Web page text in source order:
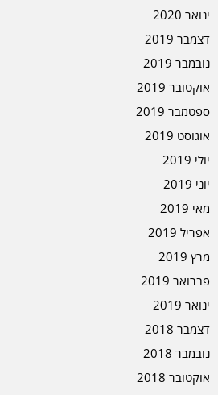
ינואר 2020
דצמבר 2019
נובמבר 2019
אוקטובר 2019
ספטמבר 2019
אוגוסט 2019
יולי 2019
יוני 2019
מאי 2019
אפריל 2019
מרץ 2019
פברואר 2019
ינואר 2019
דצמבר 2018
נובמבר 2018
אוקטובר 2018